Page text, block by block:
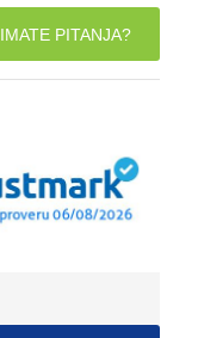
IMATE PITANJA?